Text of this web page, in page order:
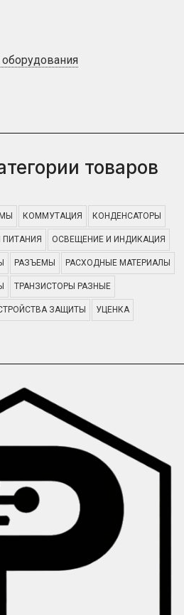
товаров
КОММУТАЦИЯ КОНДЕНСАТОРЫ
ОСВЕЩЕНИЕ И ИНДИКАЦИЯ
РАЗЪЕМЫ РАСХОДНЫЕ МАТЕРИАЛЫ
ТРАНЗИСТОРЫ РАЗНЫЕ
ЗАЩИТЫ УЦЕНКА